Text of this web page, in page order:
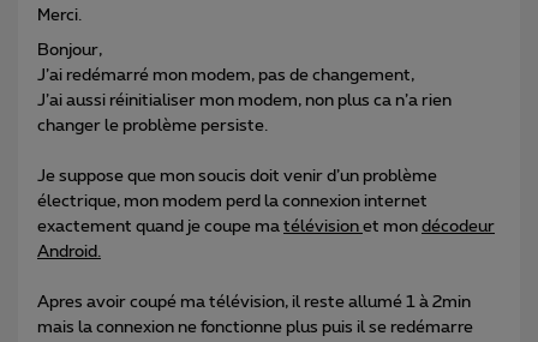
Merci.
Bonjour,
J’ai redémarré mon modem, pas de changement,
J’ai aussi réinitialiser mon modem, non plus ca n’a rien
changer le problème persiste.
Je suppose que mon soucis doit venir d’un problème
électrique, mon modem perd la connexion internet
exactement quand je coupe ma télévision et mon décodeur
Android.
Apres avoir coupé ma télévision, il reste allumé 1 à 2min
mais la connexion ne fonctionne plus puis il se redémarre